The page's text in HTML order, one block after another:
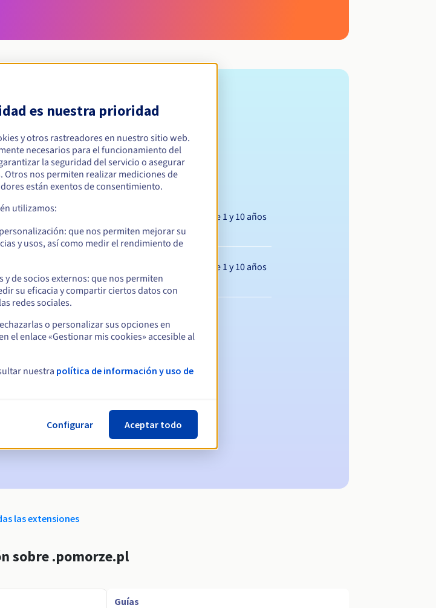
de elegibilidad
geográfica.
y notificaciones
Entre 1 y 10 años
Entre 1 y 10 años
de vencimiento
del nombre de dominio
la eliminación del nombre de dominio
las extensiones
sobre .pomorze.pl
Guías
es nuestra prioridad
y otros rastreadores en nuestro sitio web.
necesarios para el funcionamiento del
la seguridad del servicio o asegurar
nos permiten realizar mediciones de
están exentos de consentimiento.
utilizamos:
que nos permiten mejorar su
y usos, así como medir el rendimiento de
y de socios externos: que nos permiten
su eficacia y compartir ciertos datos con
redes sociales.
o personalizar sus opciones en
el enlace «Gestionar mis cookies» accesible al
nuestra política de información y uso de
Configurar Aceptar todo